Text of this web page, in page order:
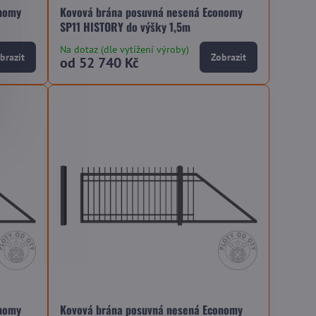
Kovová brána posuvná nesená Economy
SP11 HISTORY do výšky 1,5m
Na dotaz (dle vytížení výroby)
od 52 740 Kč Zobrazit
Kovová brána posuvná nesená Economy